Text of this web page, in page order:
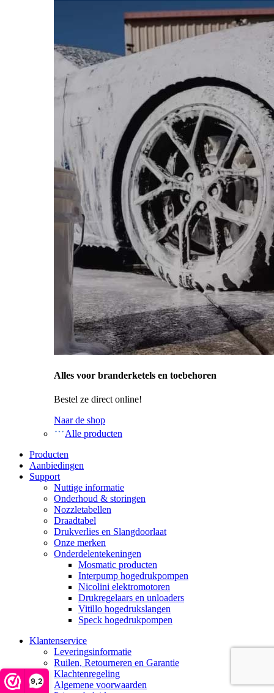
9,2
Alles voor branderketels en toebehoren
Bestel ze direct online!
Naar de shop
Alle producten
Producten
Aanbiedingen
Support
Nuttige informatie
Onderhoud & storingen
Nozzletabellen
Draadtabel
Drukverlies en Slangdoorlaat
Onze merken
Onderdelentekeningen
Mosmatic producten
Interpump hogedrukpompen
Nicolini elektromotoren
Drukregelaars en unloaders
Vitillo hogedrukslangen
Speck hogedrukpompen
Klantenservice
Leveringsinformatie
Ruilen, Retourneren en Garantie
Klachtenregeling
Algemene voorwaarden